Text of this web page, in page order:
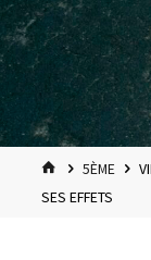
HOME5ÈME
SES EFFETS